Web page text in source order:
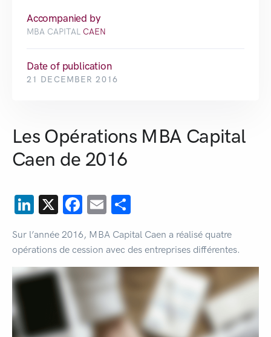
Accompanied by
MBA CAPITAL CAEN
Date of publication
21 DECEMBER 2016
Les Opérations MBA Capital
Caen de 2016
LinkedIn
X Facebook
Email
Sur l’année 2016, MBA Capital Caen a réalisé quatre
opérations de cession avec des entreprises différentes.